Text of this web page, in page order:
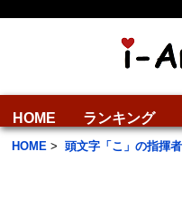
HOME ランキング
HOME > 頭文字「こ」の指揮者